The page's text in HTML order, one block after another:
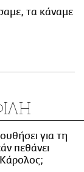
τα κάναμε
για τη
πεθάνει